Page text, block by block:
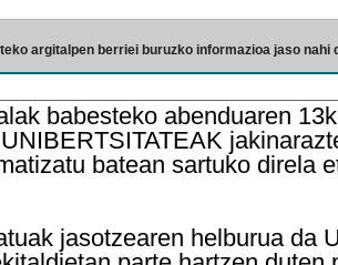
argitalpen berriei buruzko informazioa jaso nahi
babesteko abenduaren
batean sartuko direla
jasotzearen helburua da